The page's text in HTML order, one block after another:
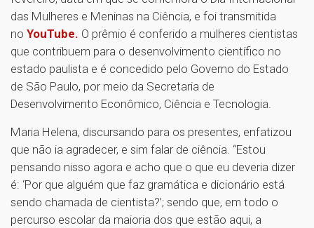
das Mulheres e Meninas na Ciência, e foi transmitida
no YouTube. O prêmio é conferido a mulheres cientistas
que contribuem para o desenvolvimento científico no
estado paulista e é concedido pelo Governo do Estado
de São Paulo, por meio da Secretaria de
Desenvolvimento Econômico, Ciência e Tecnologia.
Maria Helena, discursando para os presentes, enfatizou
que não ia agradecer, e sim falar de ciência. “Estou
pensando nisso agora e acho que o que eu deveria dizer
é: ‘Por que alguém que faz gramática e dicionário está
sendo chamada de cientista?’; sendo que, em todo o
percurso escolar da maioria dos que estão aqui, a